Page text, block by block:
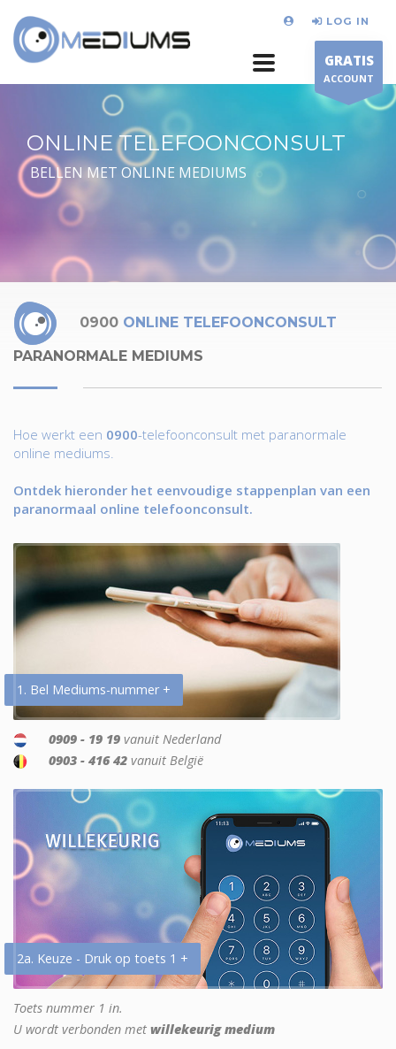
LOG IN
GRATIS
ACCOUNT
ONLINE TELEFOONCONSULT
BELLEN MET ONLINE MEDIUMS
0900 ONLINE TELEFOONCONSULT
PARANORMALE MEDIUMS
Hoe werkt een 0900-telefoonconsult met paranormale
online mediums.
Ontdek hieronder het eenvoudige stappenplan van een
paranormaal online telefoonconsult.
1. Bel Mediums-nummer +
0909 - 19 19 vanuit Nederland
0903 - 416 42 vanuit België
2a. Keuze - Druk op toets 1 +
Toets nummer 1 in.
U wordt verbonden met willekeurig medium